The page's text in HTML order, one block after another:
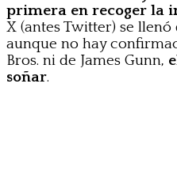
primera en recoger la
X (antes Twitter) se
aunque no hay
Bros. ni de James Gunn,
soñar.